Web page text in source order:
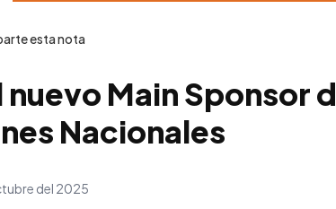
esta nota
nuevo Main Sponsor
Nacionales
del 2025